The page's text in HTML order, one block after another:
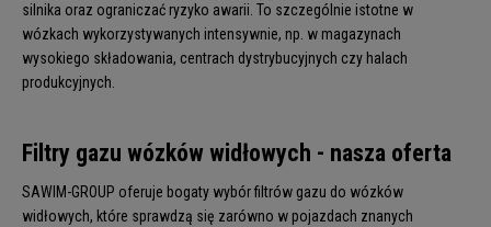
silnika oraz ograniczać ryzyko awarii. To szczególnie istotne w
wózkach wykorzystywanych intensywnie, np. w magazynach
wysokiego składowania, centrach dystrybucyjnych czy halach
produkcyjnych.
Filtry gazu wózków widłowych - nasza oferta
SAWIM-GROUP oferuje bogaty wybór filtrów gazu do wózków
widłowych, które sprawdzą się zarówno w pojazdach znanych